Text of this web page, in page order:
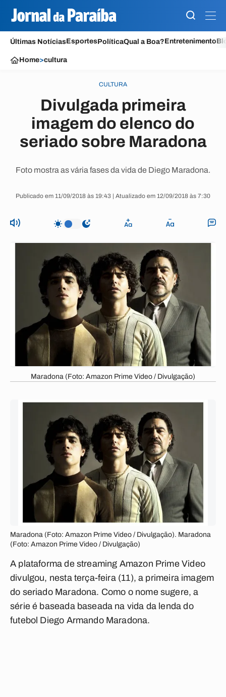
Últimas NotíciasEsportesPolíticaQual a Boa?Entretenimento
Home>cultura
CULTURA
Divulgada primeira
imagem do elenco do
seriado sobre Maradona
Foto mostra as vária fases da vida de Diego Maradona.
Publicado em 11/09/2018 às 19:43 | Atualizado em 12/09/2018 às 7:30
Maradona (Foto: Amazon Prime Video / Divulgação)
Maradona (Foto: Amazon Prime Video / Divulgação). Maradona
(Foto: Amazon Prime Video / Divulgação)
A plataforma de streaming Amazon Prime Video
divulgou, nesta terça-feira (11), a primeira imagem
do seriado Maradona. Como o nome sugere, a
série é baseada baseada na vida da lenda do
futebol Diego Armando Maradona.